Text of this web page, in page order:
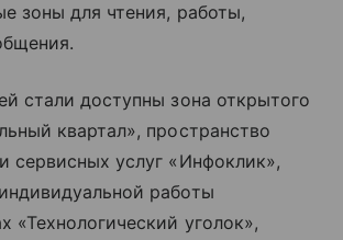
зоны для чтения, работы,
стали доступны зона открытого
квартал», пространство
сервисных услуг «Инфоклик»,
работы
«Технологический уголок»,